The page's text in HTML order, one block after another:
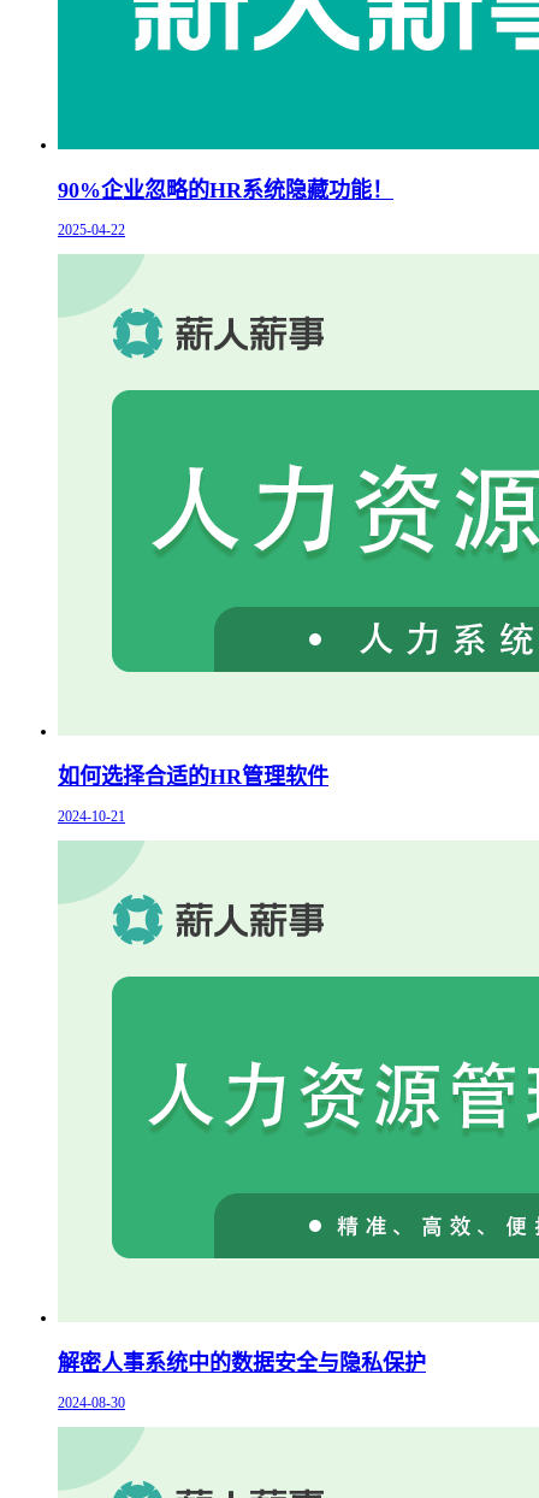
90%企业忽略的HR系统隐藏功能！
2025-04-22
如何选择合适的HR管理软件
2024-10-21
解密人事系统中的数据安全与隐私保护
2024-08-30